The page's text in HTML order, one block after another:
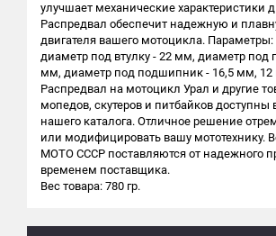
улучшает механические характеристики
Распредвал обеспечит надежную и
двигателя вашего мотоцикла.
диаметр под втулку - 22 мм, диаметр под
мм, диаметр под подшипник - 16,5 мм,
Распредвал на мотоцикл Урал и другие
мопедов, скутеров и питбайков доступны
нашего каталога. Отличное решение
или модифицировать вашу мототехнику.
МОТО СССР поставляются от надежного
временем поставщика.
Вес товара: 780 гр.